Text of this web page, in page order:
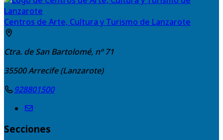
Centros de Arte, Cultura y Turismo de Lanzarote
Ctra. de San Bartolomé, nº 71
35500Arrecife (Lanzarote)
928801500
Secciones